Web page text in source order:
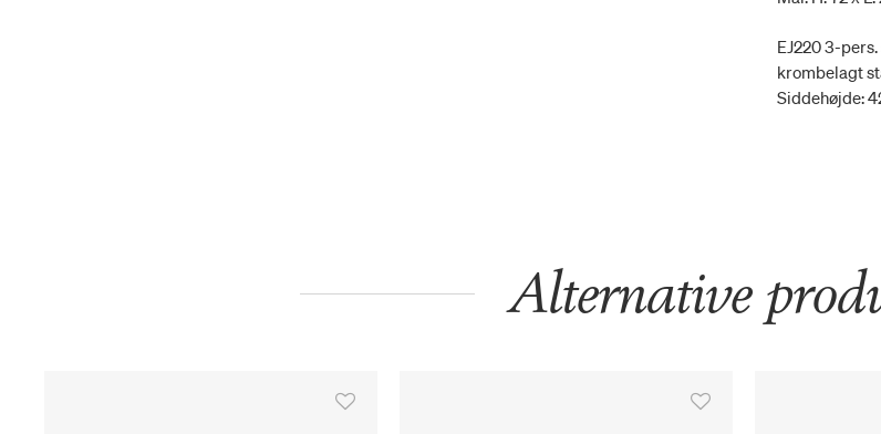
EJ220 3-
krombelagt
Siddehøjde:
Alternative